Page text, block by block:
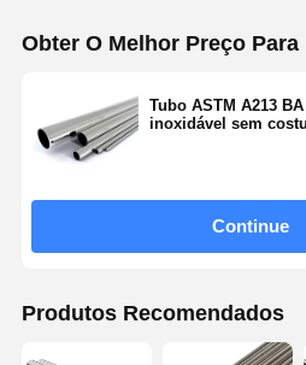
Obter O Melhor Preço Para
Tubo ASTM A213
inoxidável sem
Continue
Produtos Recomendados